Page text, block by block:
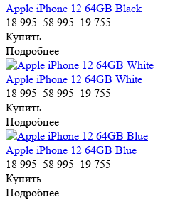
Apple iPhone 12 64GB Black
18 995 58 995 19 755
Купить
Подробнее
Apple iPhone 12 64GB White
18 995 58 995 19 755
Купить
Подробнее
Apple iPhone 12 64GB Blue
18 995 58 995 19 755
Купить
Подробнее